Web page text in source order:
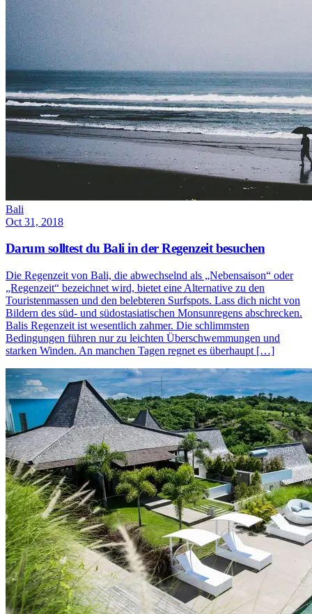
Bali
Oct 31, 2018
Darum solltest du Bali in der Regenzeit besuchen
Die Regenzeit von Bali, die abwechselnd als „Nebensaison“ oder
„Regenzeit“ bezeichnet wird, bietet eine Alternative zu den
Touristenmassen und den belebteren Surfspots. Lass dich nicht von
Bildern des süd- und südostasiatischen Monsunregens abschrecken.
Balis Regenzeit ist wesentlich zahmer. Die schlimmsten
Bedingungen führen nur zu leichten Überschwemmungen und
starken Winden. An manchen Tagen regnet es überhaupt […]